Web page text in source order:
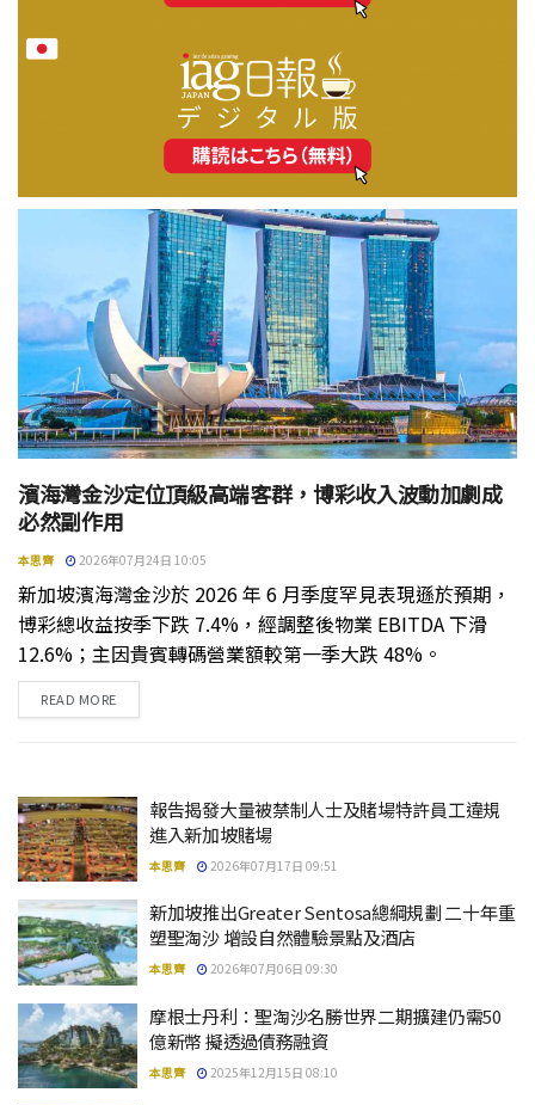
濱海灣金沙定位頂級高端客群，博彩收入波動加劇成
必然副作用
本思齊 2026年07月24日 10:05
新加坡濱海灣金沙於 2026 年 6 月季度罕見表現遜於預期，
博彩總收益按季下跌 7.4%，經調整後物業 EBITDA 下滑
12.6%；主因貴賓轉碼營業額較第一季大跌 48%。
READ MOREDETAILS
報告揭發大量被禁制人士及賭場特許員工違規
進入新加坡賭場
本思齊 2026年07月17日 09:51
新加坡推出Greater Sentosa總綱規劃 二十年重
塑聖淘沙 增設自然體驗景點及酒店
本思齊 2026年07月06日 09:30
摩根士丹利：聖淘沙名勝世界二期擴建仍需50
億新幣 擬透過債務融資
本思齊 2025年12月15日 08:10